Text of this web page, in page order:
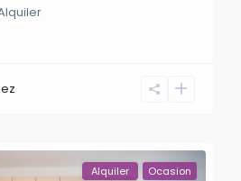
Alquiler Ocasion